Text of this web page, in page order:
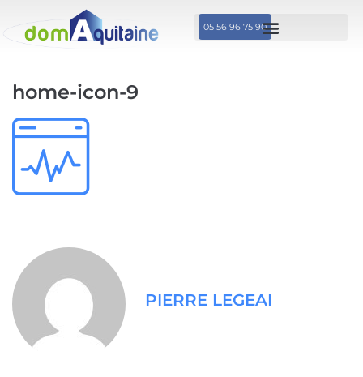
05 56 96 75 90
home-icon-9
PIERRE LEGEAI